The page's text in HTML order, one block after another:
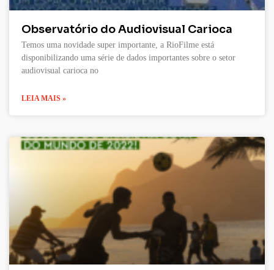
Observatório do Audiovisual Carioca
Temos uma novidade super importante, a RioFilme está
disponibilizando uma série de dados importantes sobre o setor
audiovisual carioca no
LEIA MAIS »